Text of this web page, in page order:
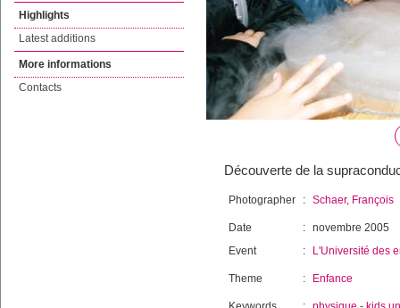
Highlights
Latest additions
More informations
Contacts
Découverte de la
Photographer : Schaer, François
Date : novembre 2005
Event
: L'Université des
Theme : Enfance